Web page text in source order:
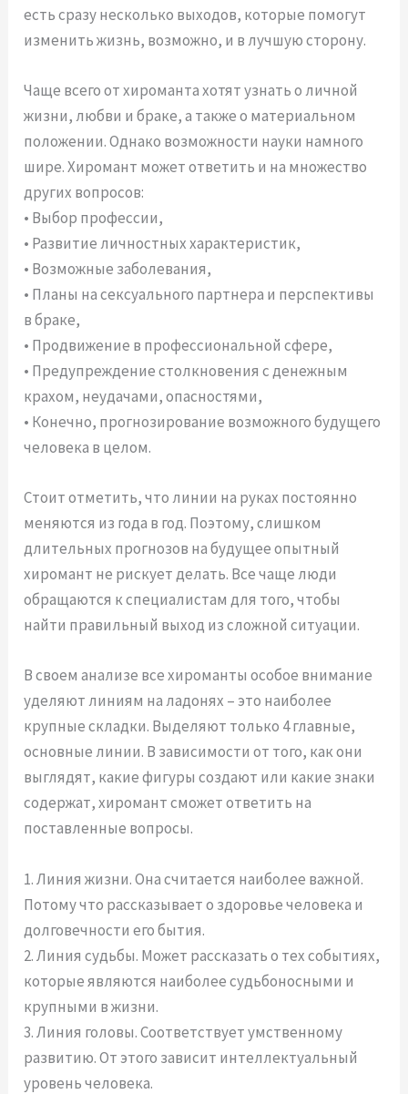
есть сразу несколько выходов, которые помогут
изменить жизнь, возможно, и в лучшую сторону.
Чаще всего от хироманта хотят узнать о личной
жизни, любви и браке, а также о материальном
положении. Однако возможности науки намного
шире. Хиромант может ответить и на множество
других вопросов:
• Выбор профессии,
• Развитие личностных характеристик,
• Возможные заболевания,
• Планы на сексуального партнера и перспективы
в браке,
• Продвижение в профессиональной сфере,
• Предупреждение столкновения с денежным
крахом, неудачами, опасностями,
• Конечно, прогнозирование возможного будущего
человека в целом.
Стоит отметить, что линии на руках постоянно
меняются из года в год. Поэтому, слишком
длительных прогнозов на будущее опытный
хиромант не рискует делать. Все чаще люди
обращаются к специалистам для того, чтобы
найти правильный выход из сложной ситуации.
В своем анализе все хироманты особое внимание
уделяют линиям на ладонях – это наиболее
крупные складки. Выделяют только 4 главные,
основные линии. В зависимости от того, как они
выглядят, какие фигуры создают или какие знаки
содержат, хиромант сможет ответить на
поставленные вопросы.
1. Линия жизни. Она считается наиболее важной.
Потому что рассказывает о здоровье человека и
долговечности его бытия.
2. Линия судьбы. Может рассказать о тех событиях,
которые являются наиболее судьбоносными и
крупными в жизни.
3. Линия головы. Соответствует умственному
развитию. От этого зависит интеллектуальный
уровень человека.